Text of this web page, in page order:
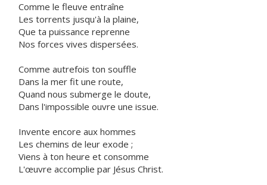
Comme le fleuve entraîne
Les torrents jusqu'à la plaine,
Que ta puissance reprenne
Nos forces vives dispersées.
Comme autrefois ton souffle
Dans la mer fit une route,
Quand nous submerge le doute,
Dans l'impossible ouvre une issue.
Invente encore aux hommes
Les chemins de leur exode ;
Viens à ton heure et consomme
L'œuvre accomplie par Jésus Christ.